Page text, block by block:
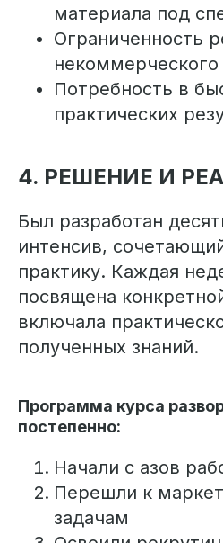
материала под
Ограниченность
некоммерческого
Потребность в
практических
4. РЕШЕНИЕ И
Был разработан
интенсив,
практику. Каждая
посвящена
включала
полученных знаний.
Программа курса
постепенно:
Начали с азов
Перешли к
задачам